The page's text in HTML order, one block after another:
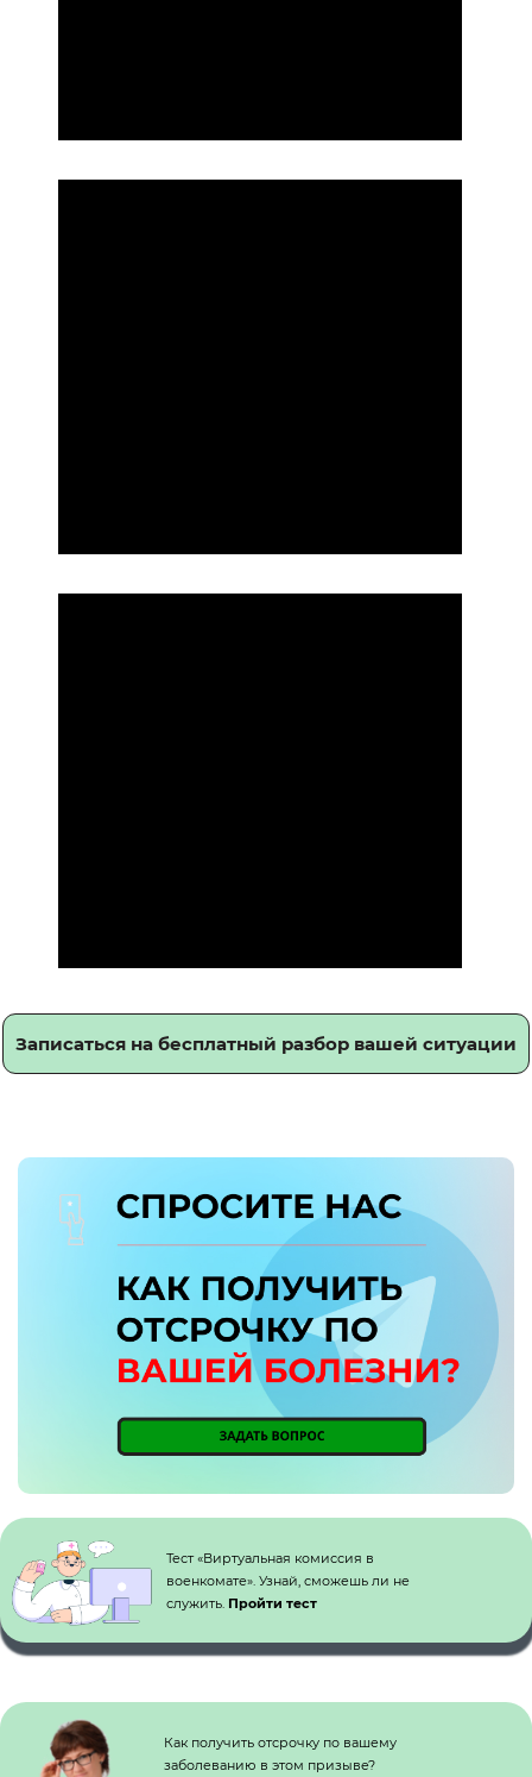
Записаться на бесплатный разбор вашей ситуации
Тест «Виртуальная комиссия в
военкомате». Узнай, сможешь ли не
служить. Пройти тест
Как получить отсрочку по вашему
заболеванию в этом призыве?